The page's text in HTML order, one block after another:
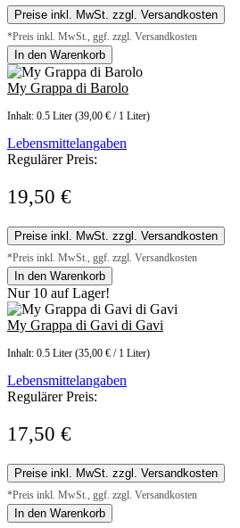
Preise inkl. MwSt. zzgl. Versandkosten
*Preis inkl. MwSt., ggf. zzgl. Versandkosten
In den Warenkorb
My Grappa di Barolo
Inhalt: 0.5 Liter (39,00 € / 1 Liter)
Lebensmittelangaben
Regulärer Preis:
19,50 €
Preise inkl. MwSt. zzgl. Versandkosten
*Preis inkl. MwSt., ggf. zzgl. Versandkosten
In den Warenkorb
Nur 10 auf Lager!
My Grappa di Gavi di Gavi
Inhalt: 0.5 Liter (35,00 € / 1 Liter)
Lebensmittelangaben
Regulärer Preis:
17,50 €
Preise inkl. MwSt. zzgl. Versandkosten
*Preis inkl. MwSt., ggf. zzgl. Versandkosten
In den Warenkorb